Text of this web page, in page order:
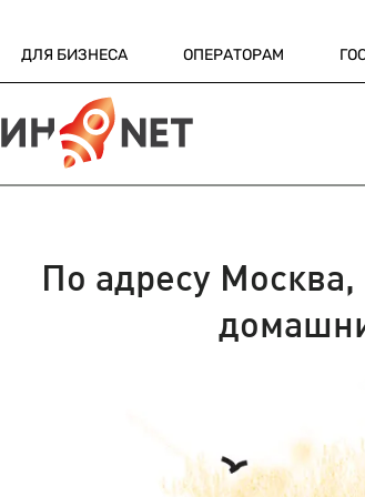
ДЛЯ БИЗНЕСА ОПЕРАТОРАМ
По адресу Москва,